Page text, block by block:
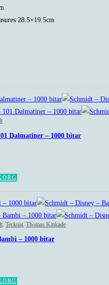
28.5×19.5cm
Dalmatiner – 1000 bitar
Tecknat Thomas Kinkade
– 1000 bitar